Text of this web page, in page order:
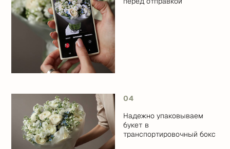
04
Надежно упаковываем
букет в
транспортировочный бокс